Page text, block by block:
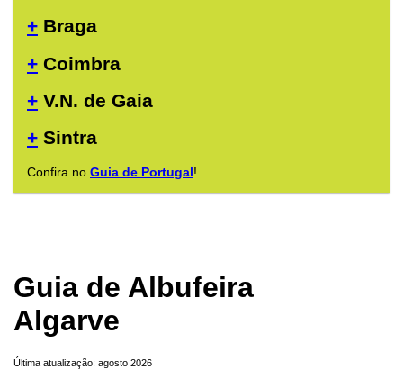
+ Braga
+ Coimbra
+ V.N. de Gaia
+ Sintra
Confira no Guia de Portugal!
Guia de Albufeira
Algarve
Última atualização: agosto 2026